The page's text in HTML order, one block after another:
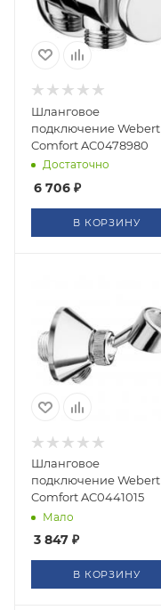
Шланговое
подключение Webert
Comfort AC0478980
Достаточно
6 706 ₽
В КОРЗИНУ
Шланговое
подключение Webert
Comfort AC0441015
Мало
3 847 ₽
В КОРЗИНУ